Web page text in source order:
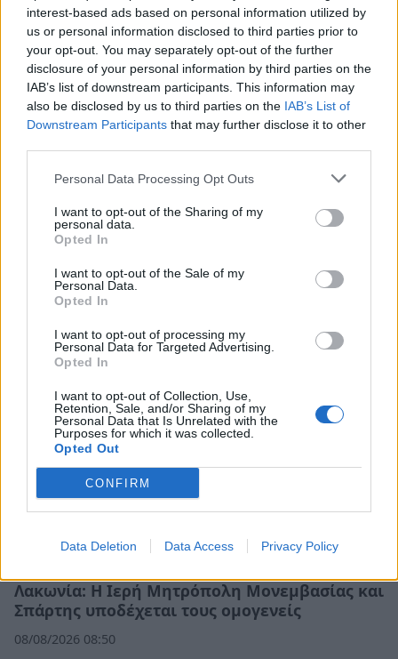
interest-based ads based on personal information utilized by
us or personal information disclosed to third parties prior to
your opt-out. You may separately opt-out of the further
disclosure of your personal information by third parties on the
IAB’s list of downstream participants. This information may
also be disclosed by us to third parties on the IAB’s List of
Downstream Participants that may further disclose it to other
Personal Data Processing Opt Outs
I want to opt-out of the Sharing of my
personal data.
Opted In
I want to opt-out of the Sale of my
Personal Data.
Opted In
I want to opt-out of processing my
Personal Data for Targeted Advertising.
Opted In
I want to opt-out of Collection, Use,
Retention, Sale, and/or Sharing of my
Personal Data that Is Unrelated with the
Purposes for which it was collected.
Opted Out
CONFIRM
Data Deletion Data Access Privacy Policy
Λακωνία: Το τελευταίο δρομολόγιο «γη -
ουρανός» του Μιχάλη που τόσοι αγάπησαν
08/08/2026 09:05
Λακωνία: Η Ιερή Μητρόπολη Μονεμβασίας και
Σπάρτης υποδέχεται τους ομογενείς
08/08/2026 08:50